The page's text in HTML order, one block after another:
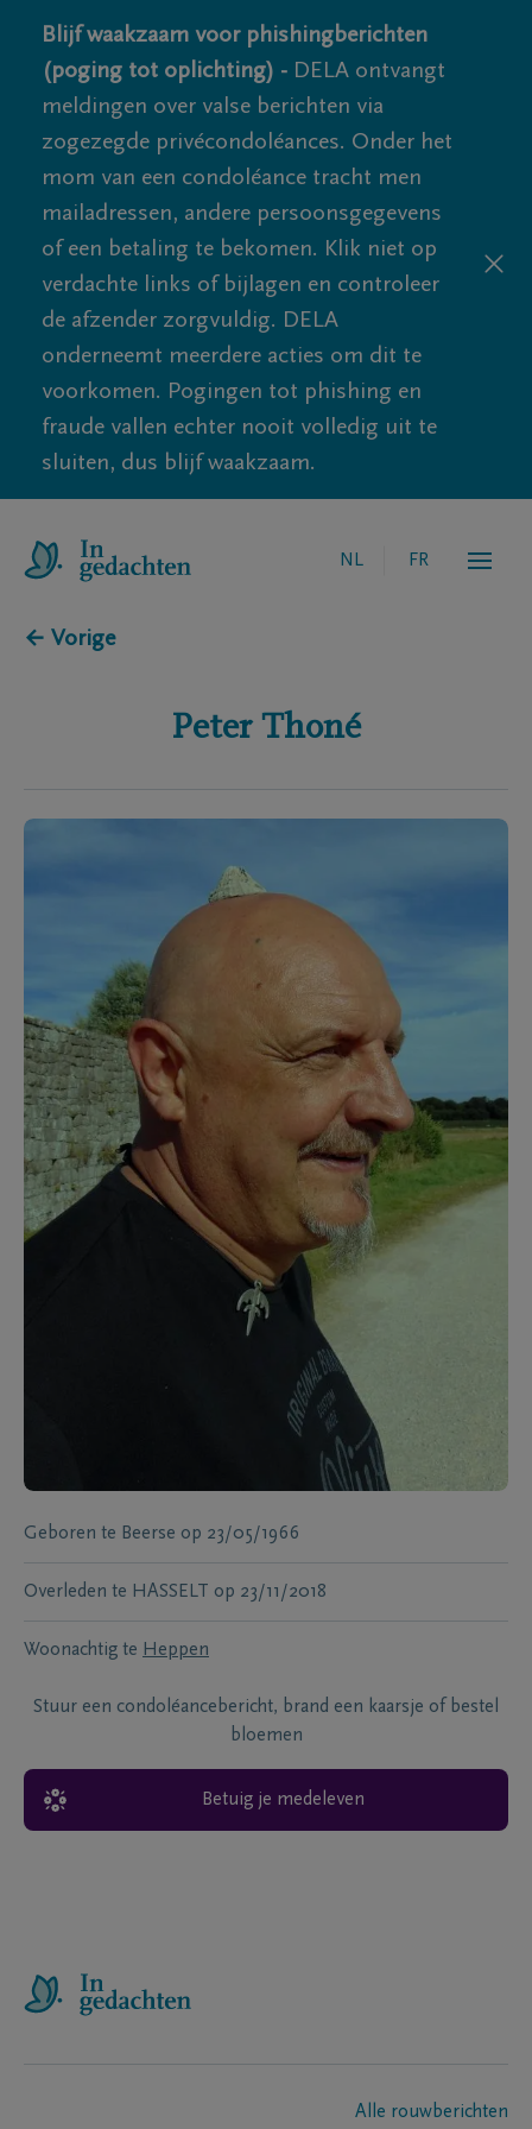
Blijf waakzaam voor phishingberichten
(poging tot oplichting) - DELA ontvangt
meldingen over valse berichten via
zogezegde privécondoléances. Onder het
mom van een condoléance tracht men
mailadressen, andere persoonsgegevens
of een betaling te bekomen. Klik niet op
verdachte links of bijlagen en controleer
de afzender zorgvuldig. DELA
onderneemt meerdere acties om dit te
voorkomen. Pogingen tot phishing en
fraude vallen echter nooit volledig uit te
sluiten, dus blijf waakzaam.
NL FR
← Vorige
Peter Thoné
Geboren te Beerse op 23/05/1966
Overleden te HASSELT op 23/11/2018
Woonachtig te Heppen
Stuur een condoléancebericht, brand een kaarsje of bestel
bloemen
Betuig je medeleven
Alle rouwberichten